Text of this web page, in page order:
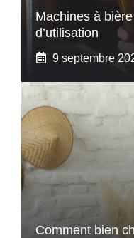
Machines à
d’utilisation
9 septembre
Comment bien